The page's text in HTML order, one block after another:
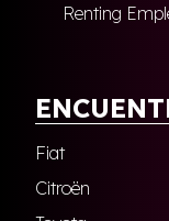
Renting
Fiat
Citroën